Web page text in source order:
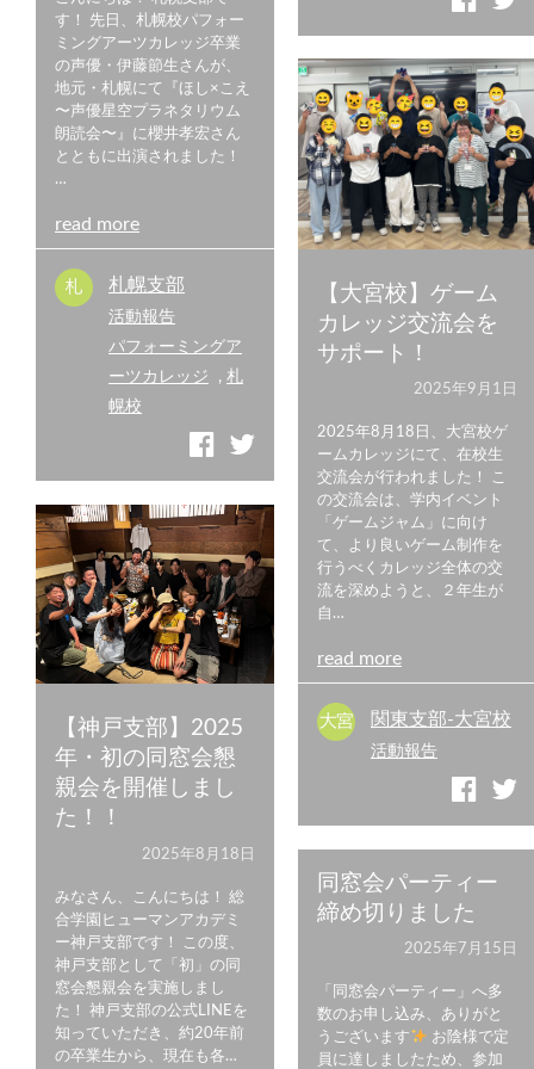
す！ 先日、札幌校パフォー
ミングアーツカレッジ卒業
の声優・伊藤節生さんが、
地元・札幌にて『ほし×こえ
〜声優星空プラネタリウム
朗読会〜』に櫻井孝宏さん
とともに出演されました！
…
read more
札幌支部
活動報告
パフォーミングア
ーツカレッジ
, 札
幌校
【大宮校】ゲーム
カレッジ交流会を
サポート！
2025年9月1日
2025年8月18日、大宮校ゲ
ームカレッジにて、在校生
交流会が行われました！ こ
の交流会は、学内イベント
「ゲームジャム」に向け
て、より良いゲーム制作を
行うべくカレッジ全体の交
流を深めようと、２年生が
自…
read more
関東支部-大宮校
活動報告
【神戸支部】2025
年・初の同窓会懇
親会を開催しまし
た！！
2025年8月18日
みなさん、こんにちは！ 総
合学園ヒューマンアカデミ
ー神戸支部です！ この度、
神戸支部として「初」の同
窓会懇親会を実施しまし
た！ 神戸支部の公式LINEを
知っていただき、約20年前
の卒業生から、現在も各…
同窓会パーティー
締め切りました
2025年7月15日
「同窓会パーティー」へ多
数のお申し込み、ありがと
うございます
お陰様で定
員に達しましたため、参加